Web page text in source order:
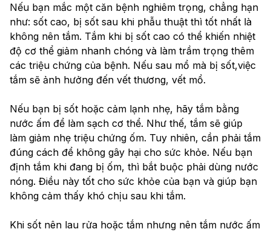
Nếu bạn mắc một căn bệnh nghiêm trọng, chẳng hạn
như: sốt cao, bị sốt sau khi phẫu thuật thì tốt nhất là
không nên tắm. Tắm khi bị sốt cao có thể khiến nhiệt
độ cơ thể giảm nhanh chóng và làm trầm trọng thêm
các triệu chứng của bệnh. Nếu sau mổ mà bị sốt,việc
tắm sẽ ảnh hưởng đến vết thương, vết mổ.
Nếu bạn bị sốt hoặc cảm lạnh nhẹ, hãy tắm bằng
nước ấm để làm sạch cơ thể. Như thế, tắm sẽ giúp
làm giảm nhẹ triệu chứng ốm. Tuy nhiên, cần phải tắm
đúng cách để không gây hại cho sức khỏe. Nếu bạn
định tắm khi đang bị ốm, thì bắt buộc phải dùng nước
nóng. Điều này tốt cho sức khỏe của bạn và giúp bạn
không cảm thấy khó chịu sau khi tắm.
Khi sốt nên lau rửa hoặc tắm nhưng nên tắm nước ấm